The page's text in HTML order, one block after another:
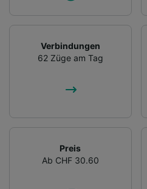
Verbindungen
62 Züge am Tag
Preis
Ab CHF 30.60